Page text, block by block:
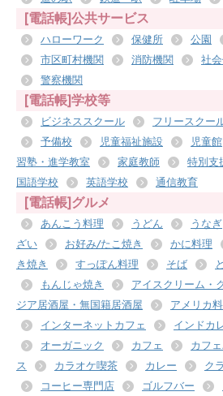
[電話帳]公共サービス
ハローワーク 保健所 公園
市区町村機関
消防機関 社
警察機関
[電話帳]学校等
ビジネススクール フリースクー
予備校
児童福祉施設 児童館
習塾・進学教室
家庭教師 特別支
国語学校
英語学校 通信教育
[電話帳]グルメ
あんこう料理 うどん うなぎ
ざい
お好み/たこ焼き かに料理
き焼き
すっぽん料理 そば
もんじゃ焼き
アイスクリーム・
ジア居酒屋・無国籍居酒屋
アメリカ
インターネットカフェ
インドカ
オーガニック
カフェ カフ
ス
カラオケ喫茶 カレー ク
コーヒー専門店
ゴルフバー